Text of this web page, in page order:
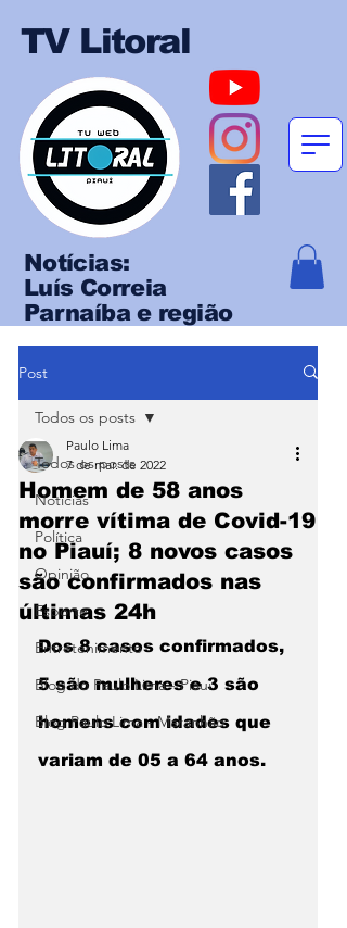
TV Litoral
Notícias:
Luís Correia
Parnaíba e região
Post
Todos os posts
Notícias
Política
Opinião
Esporte
Entretenimento
Blog do Paulo Lima - Piaui
Blog Paulo Lima - Maranhão
Todos os posts
Homem de 58 anos
morre vítima de Covid-19
no Piauí; 8 novos casos
são confirmados nas
últimas 24h
Paulo Lima
7 de mar. de 2022
Dos 8 casos confirmados,
5 são mulheres e 3 são
homens com idades que
variam de 05 a 64 anos.